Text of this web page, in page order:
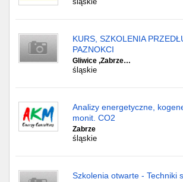
KURS, SZKOLENIA
PAZNOKCI
Gliwice ,Zabrze…
śląskie
Analizy energetyczne,
monit. CO2
Zabrze
śląskie
Szkolenia otwarte - Techniki